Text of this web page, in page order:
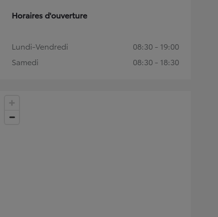
Horaires d'ouverture
Lundi-Vendredi
08:30 - 19:00
Samedi
08:30 - 18:30